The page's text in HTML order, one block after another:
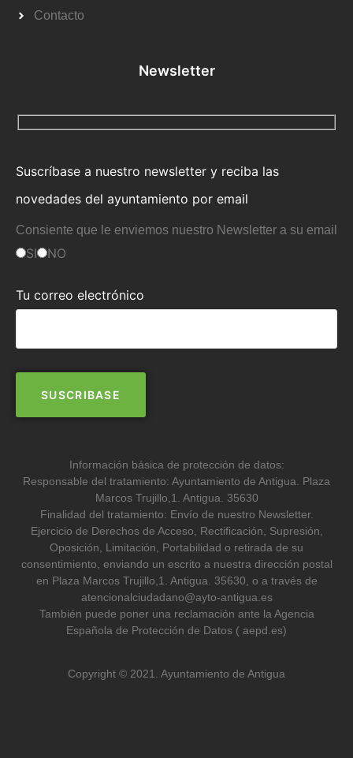
Contacto
Newsletter
Suscríbase a nuestro newsletter y reciba las
novedades del ayuntamiento por email
Consiente que le enviemos nuestro Newsletter a su email
SI NO
Tu correo electrónico
Información básica de protección de datos:
Responsable del tratamiento: Ayuntamiento de Antigua. Plaza
Marcos Trujillo,1. Antigua. 35630
Finalidad del tratamiento: Envío de nuestro Newsletter.
Ejercicio de Derechos de Acceso, Rectificación, Supresión,
Oposición, Limitación, Portabilidad o retirada de su
consentimiento, enviando un escrito a nuestra dirección postal
en Plaza Marcos Trujillo,1. Antigua. 35630, o a través de
atencionalciudadano@ayto-antigua.es
También puede poner una reclamación ante la Agencia
Española de Protección de Datos ( aepd.es)
Copyright © 2021. Ayuntamiento de Antigua